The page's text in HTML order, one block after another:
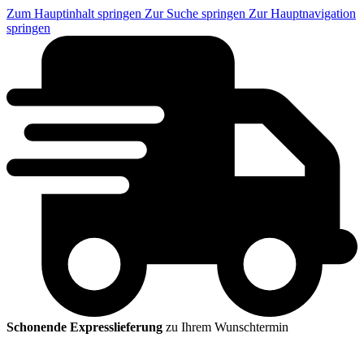
Zum Hauptinhalt springen Zur Suche springen Zur Hauptnavigation
springen
Schonende Expresslieferung zu Ihrem Wunschtermin